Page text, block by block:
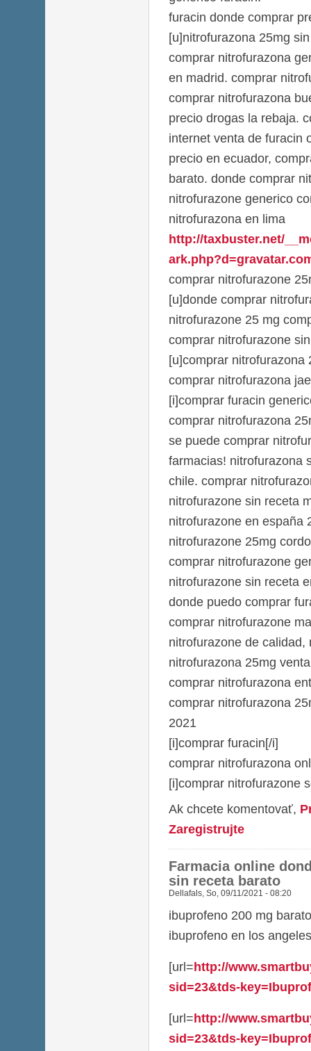
furacin donde comprar
[u]nitrofurazona 25mg
comprar nitrofurazona
en madrid. comprar
comprar nitrofurazona
precio drogas la rebaja.
internet venta de furacin
precio en ecuador,
barato. donde comprar
nitrofurazone generico
nitrofurazona en lima
http://taxbuster.net/
comprar nitrofurazone
[u]donde comprar
nitrofurazone 25 mg
comprar nitrofurazone
[u]comprar nitrofurazona
comprar nitrofurazona
[i]comprar furacin
comprar nitrofurazona
se puede comprar
farmacias! nitrofurazona
chile. comprar
nitrofurazone sin receta
nitrofurazone en españa
nitrofurazone 25mg
comprar nitrofurazone
nitrofurazone sin receta
donde puedo comprar
comprar nitrofurazone
nitrofurazone de
nitrofurazona 25mg
comprar nitrofurazona
comprar nitrofurazona
2021
[i]comprar furacin[/i]
comprar nitrofurazona
[i]comprar nitrofurazone
Ak chcete komentovať,
Zaregistrujte
Farmacia online
sin receta barato
Dellafals, So, 09/11/2021 - 08:20
ibuprofeno 200 mg
ibuprofeno en los angeles
[url=http://
sid=23&tds-
[url=http://
sid=23&tds-